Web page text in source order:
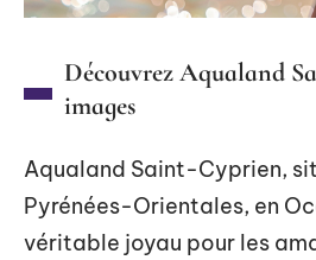
Découvrez Aqualand
images
Aqualand Saint-Cyprien,
Pyrénées-Orientales, en
véritable joyau pour les